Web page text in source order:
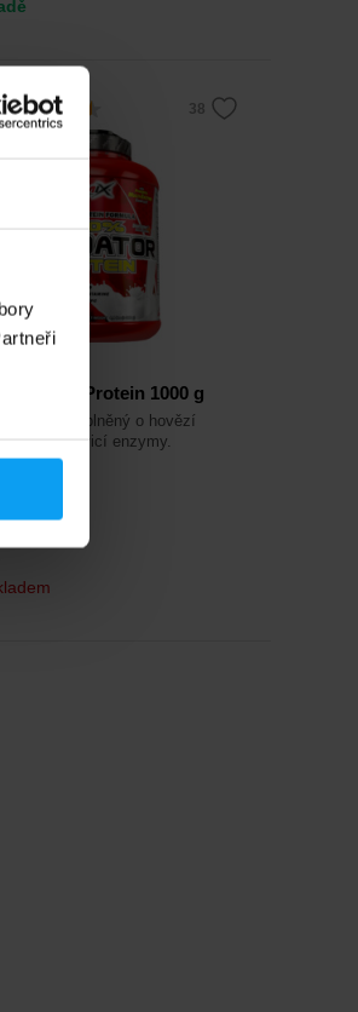
Protein 1000 g
protein doplněný o hovězí
a trávicí enzymy.